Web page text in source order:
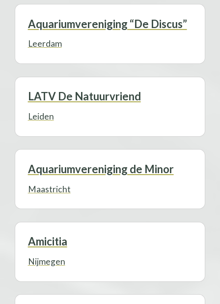
Aquariumvereniging “De Discus”
Leerdam
LATV De Natuurvriend
Leiden
Aquariumvereniging de Minor
Maastricht
Amicitia
Nijmegen